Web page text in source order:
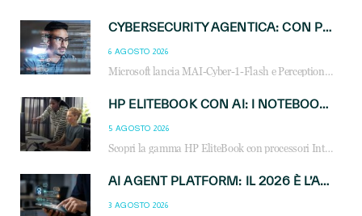
CYBERSECURITY AGENTICA: CON PERCEPTION E MAI-CYBER-1-FLASH MICROSOFT APRE NUOVI SERVIZI PER IL CANALE
6 AGOSTO 2026
Microsoft lancia MAI-Cyber-1-Flash e Perception: cybersecurity agentica in preview dal 3 novembre. Cosa cambia per MSP, system integrator e reseller.
HP ELITEBOOK CON AI: I NOTEBOOK BUSINESS INTELLIGENTI CHE TRASFORMANO PRODUTTIVITÀ, SICUREZZA E LAVORO IBRIDO
5 AGOSTO 2026
Scopri la gamma HP EliteBook con processori Intel® Core™ Ultra e AMD Ryzen™ AI. Notebook business progettati per aumentare la produttività, migliorare la collaborazione e garantire sicurezza avanzata in ufficio e in mobilità.
AI AGENT PLATFORM: IL 2026 È L’ANNO DEL «SISTEMA OPERATIVO» PER GLI AGENTI AZIENDALI
3 AGOSTO 2026